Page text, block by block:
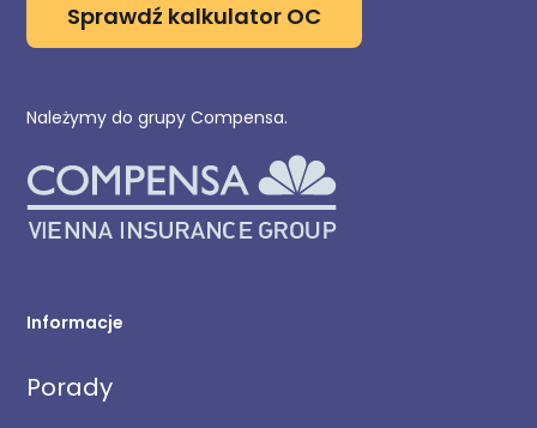
Sprawdź kalkulator OC
Należymy do grupy Compensa.
Informacje
Porady